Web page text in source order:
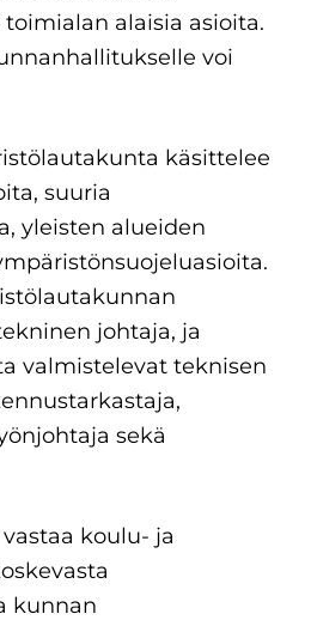
alaisia asioita.
voi
käsittelee
suuria
yleisten alueiden
johtaja, ja
valmistelevat teknisen
sekä
koulu- ja
kunnan